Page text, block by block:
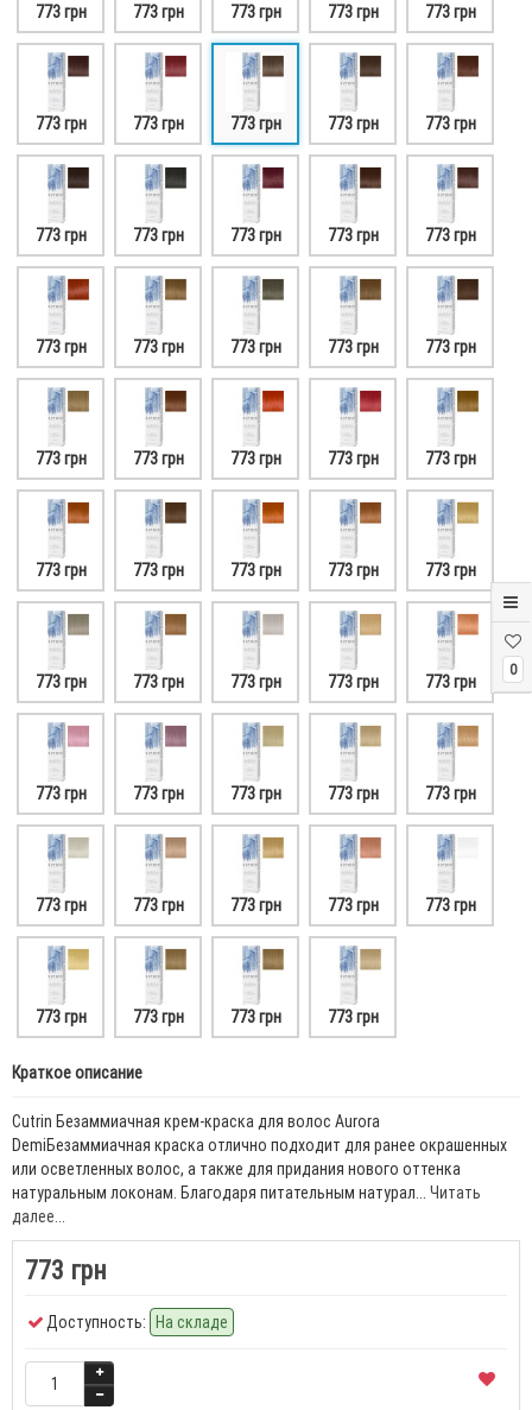
0
773 грн 773 грн 773 грн 773 грн 773 грн
773 грн 773 грн 773 грн 773 грн 773 грн
773 грн 773 грн 773 грн 773 грн 773 грн
773 грн 773 грн 773 грн 773 грн 773 грн
773 грн 773 грн 773 грн 773 грн 773 грн
773 грн 773 грн 773 грн 773 грн 773 грн
773 грн 773 грн 773 грн 773 грн 773 грн
773 грн 773 грн 773 грн 773 грн 773 грн
773 грн 773 грн 773 грн 773 грн 773 грн
773 грн 773 грн 773 грн 773 грн
Краткое описание
Cutrin Безаммиачная крем-краска для волос Aurora
DemiБезаммиачная краска отлично подходит для ранее окрашенных
или осветленных волос, а также для придания нового оттенка
натуральным локонам. Благодаря питательным натурал... Читать
далее...
773 грн
Доступность: На складе